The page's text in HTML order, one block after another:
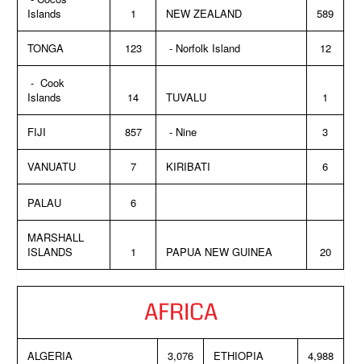
Islands
1 NEW ZEALAND 589
TONGA 123 - Norfolk Island 12
- Cook
Islands
14 TUVALU 1
FIJI 857 - Nine 3
VANUATU 7 KIRIBATI 6
PALAU 6
MARSHALL
ISLANDS
1 PAPUA NEW GUINEA 20
AFRICA
ALGERIA 3,076 ETHIOPIA 4,988